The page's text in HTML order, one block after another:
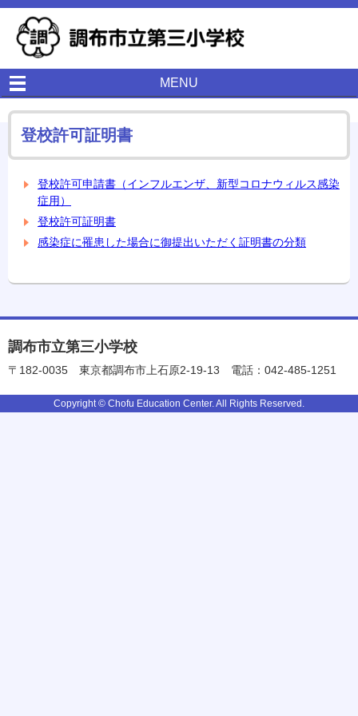
MENU
登校許可証明書
登校許可申請書（インフルエンザ、新型コロナウィルス感染
症用）
登校許可証明書
感染症に罹患した場合に御提出いただく証明書の分類
調布市立第三小学校
〒182-0035 東京都調布市上石原2-19-13 電話：042-485-1251
Copyright © Chofu Education Center. All Rights Reserved.